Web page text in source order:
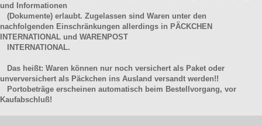
und Informationen
(Dokumente) erlaubt. Zugelassen sind Waren unter den
nachfolgenden Einschränkungen allerdings in PÄCKCHEN
INTERNATIONAL und WARENPOST
INTERNATIONAL.
Das heißt: Waren können nur noch versichert als Paket oder
unverversichert als Päckchen ins Ausland versandt werden!!
Portobeträge erscheinen automatisch beim Bestellvorgang, vor
Kaufabschluß!